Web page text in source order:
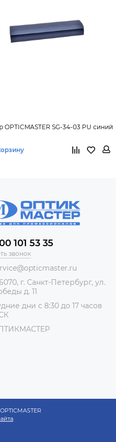
OPTICMASTER SG-34-03 PU синий
101 53 35
звонок
г. Санкт-Петербург, ул.
д. 11
дни с 8:30 до 17 часов